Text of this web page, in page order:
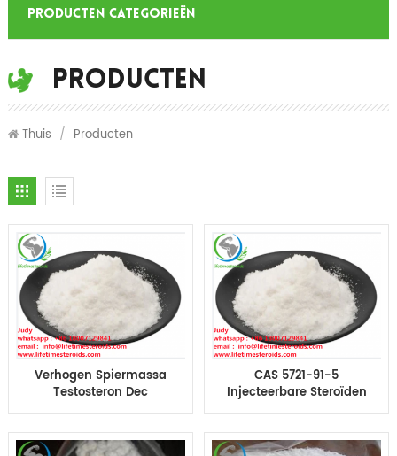
Producten categorieën
Producten
Thuis / Producten
Verhogen Spiermassa
Testosteron Dec
testosteron deca
Hormoon
CAS 5721-91-5
Injecteerbare Steroïden
Test Deca Test